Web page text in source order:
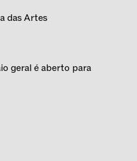
das Artes
geral é aberto para